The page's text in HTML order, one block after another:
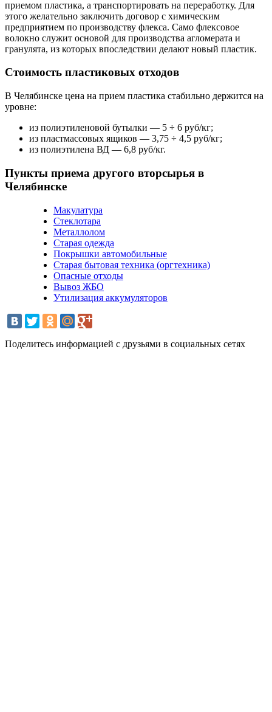
приемом пластика, а транспортировать на переработку. Для
этого желательно заключить договор с химическим
предприятием по производству флекса. Само флексовое
волокно служит основой для производства агломерата и
гранулята, из которых впоследствии делают новый пластик.
Стоимость пластиковых отходов
В Челябинске цена на прием пластика стабильно держится на
уровне:
из полиэтиленовой бутылки — 5 ÷ 6 руб/кг;
из пластмассовых ящиков — 3,75 ÷ 4,5 руб/кг;
из полиэтилена ВД — 6,8 руб/кг.
Пункты приема другого вторсырья в
Челябинске
Макулатура
Стеклотара
Металлолом
Старая одежда
Покрышки автомобильные
Старая бытовая техника (оргтехника)
Опасные отходы
Вывоз ЖБО
Утилизация аккумуляторов
Поделитесь информацией с друзьями в социальных сетях